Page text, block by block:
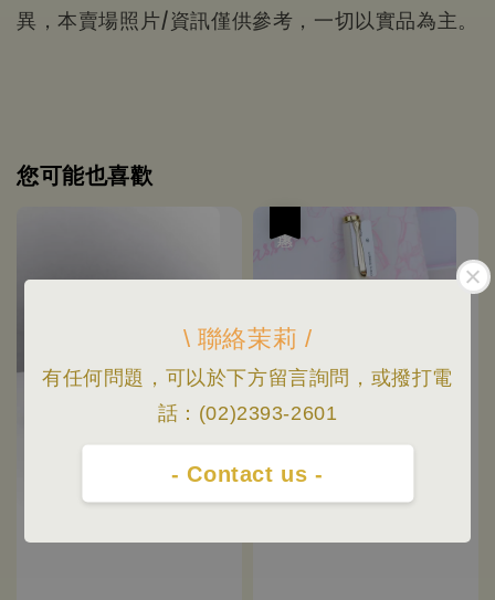
\ 聯絡茉莉 /
有任何問題，可以於下方留言詢問，或撥打電
話：(02)2393-2601
- Contact us -
異，本賣場照片/資訊僅供參考，一切以實品為主。
您可能也喜歡